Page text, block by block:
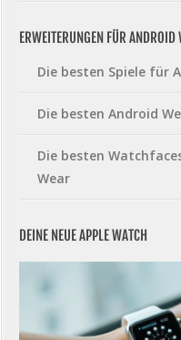
ERWEITERUNGEN FÜR ANDROID
Die besten Spiele für
Die besten Android
Die besten
Wear
DEINE NEUE APPLE WATCH